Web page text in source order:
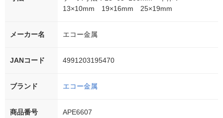
13×10mm 19×16mm 25×19mm
メーカー名 エコー金属
JANコード 4991203195470
ブランド エコー金属
商品番号 APE6607